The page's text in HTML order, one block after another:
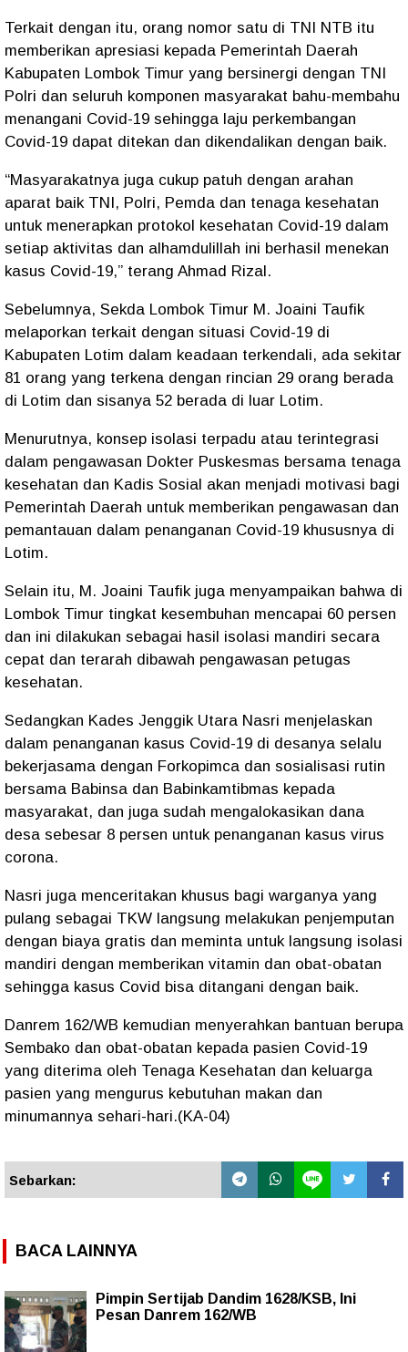
Terkait dengan itu, orang nomor satu di TNI NTB itu
memberikan apresiasi kepada Pemerintah Daerah
Kabupaten Lombok Timur yang bersinergi dengan TNI
Polri dan seluruh komponen masyarakat bahu-membahu
menangani Covid-19 sehingga laju perkembangan
Covid-19 dapat ditekan dan dikendalikan dengan baik.
“Masyarakatnya juga cukup patuh dengan arahan
aparat baik TNI, Polri, Pemda dan tenaga kesehatan
untuk menerapkan protokol kesehatan Covid-19 dalam
setiap aktivitas dan alhamdulillah ini berhasil menekan
kasus Covid-19,” terang Ahmad Rizal.
Sebelumnya, Sekda Lombok Timur M. Joaini Taufik
melaporkan terkait dengan situasi Covid-19 di
Kabupaten Lotim dalam keadaan terkendali, ada sekitar
81 orang yang terkena dengan rincian 29 orang berada
di Lotim dan sisanya 52 berada di luar Lotim.
Menurutnya, konsep isolasi terpadu atau terintegrasi
dalam pengawasan Dokter Puskesmas bersama tenaga
kesehatan dan Kadis Sosial akan menjadi motivasi bagi
Pemerintah Daerah untuk memberikan pengawasan dan
pemantauan dalam penanganan Covid-19 khususnya di
Lotim.
Selain itu, M. Joaini Taufik juga menyampaikan bahwa di
Lombok Timur tingkat kesembuhan mencapai 60 persen
dan ini dilakukan sebagai hasil isolasi mandiri secara
cepat dan terarah dibawah pengawasan petugas
kesehatan.
Sedangkan Kades Jenggik Utara Nasri menjelaskan
dalam penanganan kasus Covid-19 di desanya selalu
bekerjasama dengan Forkopimca dan sosialisasi rutin
bersama Babinsa dan Babinkamtibmas kepada
masyarakat, dan juga sudah mengalokasikan dana
desa sebesar 8 persen untuk penanganan kasus virus
corona.
Nasri juga menceritakan khusus bagi warganya yang
pulang sebagai TKW langsung melakukan penjemputan
dengan biaya gratis dan meminta untuk langsung isolasi
mandiri dengan memberikan vitamin dan obat-obatan
sehingga kasus Covid bisa ditangani dengan baik.
Danrem 162/WB kemudian menyerahkan bantuan berupa
Sembako dan obat-obatan kepada pasien Covid-19
yang diterima oleh Tenaga Kesehatan dan keluarga
pasien yang mengurus kebutuhan makan dan
minumannya sehari-hari.(KA-04)
Sebarkan:
BACA LAINNYA
Pimpin Sertijab Dandim 1628/KSB, Ini
Pesan Danrem 162/WB